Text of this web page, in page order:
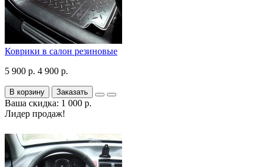
Коврики в салон резиновые
5 900 р. 4 900 р.
В корзину Заказать
Ваша скидка: 1 000 р.
Лидер продаж!